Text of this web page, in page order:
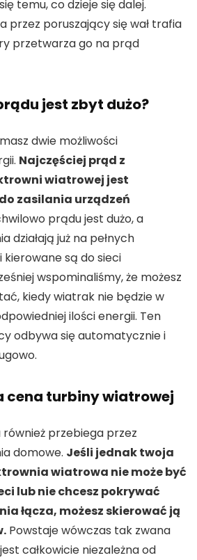
temu, co dzieje się dalej.
przez poruszający się wał trafia
przetwarza go na prąd
jest zbyt dużo?
dwie możliwości
Najczęściej prąd z
wiatrowej jest
zasilania urządzeń
prądu jest dużo, a
działają już na pełnych
są do sieci
wspominaliśmy, że możesz
kiedy wiatrak nie będzie w
ilości energii. Ten
odbywa się automatycznie i
cena turbiny wiatrowej
przebiega przez
domowe. Jeśli jednak twoja
wiatrowa nie może być
lub nie chcesz pokrywać
łącza, możesz skierować ją
Powstaje wówczas tak zwana
całkowicie niezależna od